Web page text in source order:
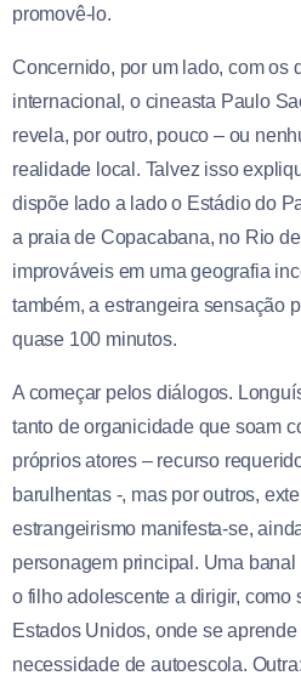
promovê-lo.
Concernido, por um lado, com os
internacional, o cineasta Paulo
revela, por outro, pouco – ou
realidade local. Talvez isso
dispõe lado a lado o Estádio do
a praia de Copacabana, no Rio
improváveis em uma geografia
também, a estrangeira sensação
quase 100 minutos.
A começar pelos diálogos.
tanto de organicidade que soam
próprios atores – recurso
barulhentas -, mas por outros,
estrangeirismo manifesta-se,
personagem principal. Uma
o filho adolescente a dirigir, como
Estados Unidos, onde se
necessidade de autoescola.